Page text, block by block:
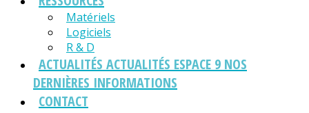
Matériels
Logiciels
R & D
ACTUALITÉS ACTUALITÉS ESPACE 9 NOS
DERNIÈRES INFORMATIONS
CONTACT